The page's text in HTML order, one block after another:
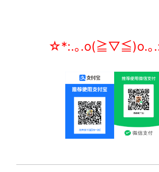
☆*:.｡.o(≧▽≦)o.｡